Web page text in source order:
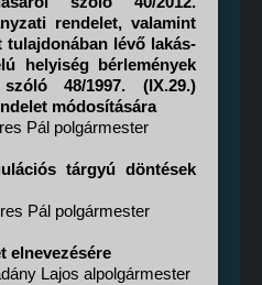
rendelet, valamint
tulajdonában lévő lakás-
helyiség bérlemények
48/1997. (IX.29.)
módosítására
Pál polgármester
tárgyú döntések
Pál polgármester
elnevezésére
Lajos alpolgármester